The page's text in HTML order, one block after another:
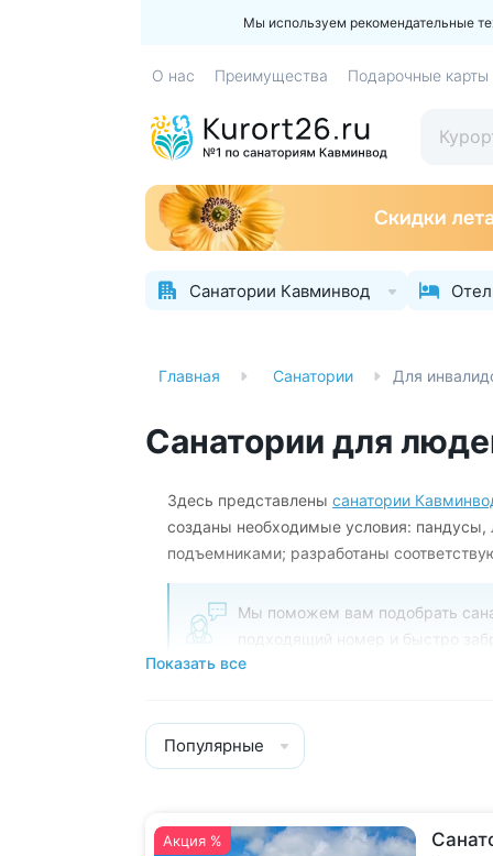
Мы используем рекомендательные
О нас Преимущества Подарочные карты
Санатории Кавминвод
Главная Санатории Для
Санатории для
Здесь представлены санатории
созданы необходимые условия:
подъемниками; разработаны
Мы поможем вам подобрать
подходящий номер и быстро
консультация бесплатны.
Показать все
Популярные
Акция %